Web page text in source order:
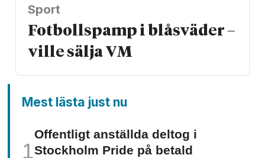
Sport
Fotbollspamp i blåsväder –
ville sälja VM
Mest lästa just nu
Offentligt anställda deltog i
Stockholm Pride på betald